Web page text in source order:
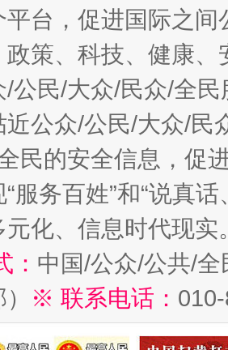
平台，促进国际之
策、科技、健康
公民/大众/民众/全
近公众/公民/大众/民
民的安全信息，促
服务百姓”和“说真
元化、信息时代现实
中国/公众/公共/
※ 联系电话：